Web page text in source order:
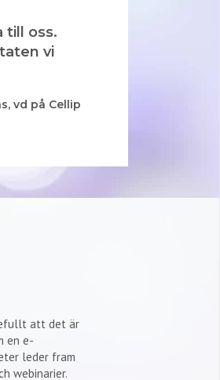
till oss.
vi
vd på Cellip
att det är
en e-
leder fram
webinarier.